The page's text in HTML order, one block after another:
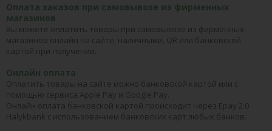
Оплата заказов при самовывозе из фирменных
магазинов
Вы можете оплатить товары при самовывозе из фирменных
магазинов онлайн на сайте, наличными, QR или банковской
картой при получении.
Онлайн оплата
Оплатить товары на сайте можно банковской картой или с
помощью сервиса Apple Pay и Google Pay.
Онлайн оплата банковской картой происходит через Epay 2.0
Halykbank с использованием банковских карт любых банков.